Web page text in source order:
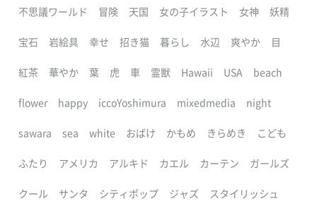
不思議ワールド 冒険 天国 女の子イラスト 女神 妖精
宝石 岩絵具 幸せ 招き猫 暮らし 水辺 爽やか 目
紅茶 華やか 葉 虎 車 霊獣 Hawaii USA beach
flower happy iccoYoshimura mixedmedia night
sawara sea white おばけ かもめ きらめき こども
ふたり アメリカ アルキド カエル カーテン ガールズ
クール サンタ シティポップ ジャズ スタイリッシュ